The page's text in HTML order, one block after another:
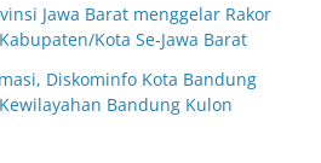
Jawa Barat menggelar Rakor
Kota Se-Jawa Barat
Diskominfo Kota Bandung
Bandung Kulon